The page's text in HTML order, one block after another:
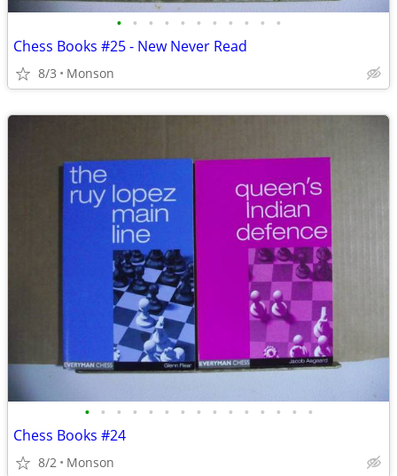
• • • • • • • • • • •
Chess Books #25 - New Never Read
8/3 Monson
• • • • • • • • • • • • • • •
Chess Books #24
8/2 Monson